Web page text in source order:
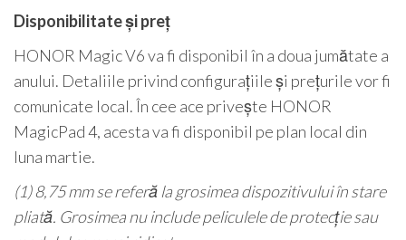
Disponibilitate și preț
HONOR Magic V6 va fi disponibil în a doua jumătate a
anului. Detaliile privind configurațiile și prețurile vor fi
comunicate local. În cee ace privește HONOR
MagicPad 4, acesta va fi disponibil pe plan local din
luna martie.
(1) 8,75 mm se referă la grosimea dispozitivului în stare
pliată. Grosimea nu include peliculele de protecție sau